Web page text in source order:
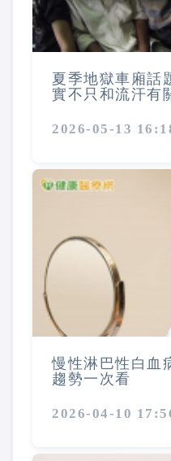
夏季地獄車廂話
實不只和流汗有
2026-05-13
慢性淋巴性白血
趨勢一次看
2026-04-10